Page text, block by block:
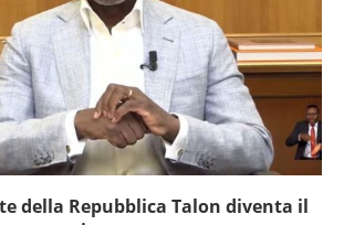
approvato l’invio di truppe a Gaza